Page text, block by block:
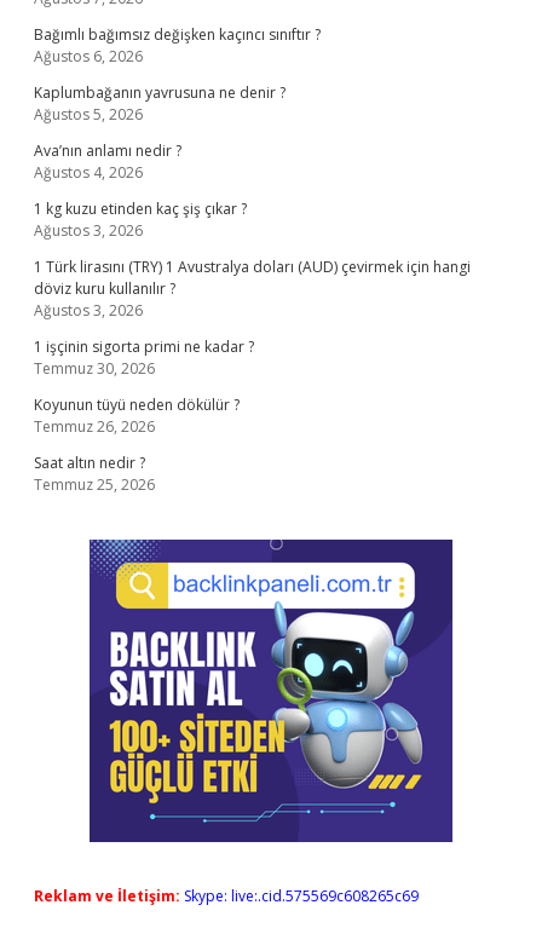
Bağımlı bağımsız değişken kaçıncı sınıftır ?
Ağustos 6, 2026
Kaplumbağanın yavrusuna ne denir ?
Ağustos 5, 2026
Ava’nın anlamı nedir ?
Ağustos 4, 2026
1 kg kuzu etinden kaç şiş çıkar ?
Ağustos 3, 2026
1 Türk lirasını (TRY) 1 Avustralya doları (AUD) çevirmek için hangi
döviz kuru kullanılır ?
Ağustos 3, 2026
1 işçinin sigorta primi ne kadar ?
Temmuz 30, 2026
Koyunun tüyü neden dökülür ?
Temmuz 26, 2026
Saat altın nedir ?
Temmuz 25, 2026
Reklam ve İletişim: Skype: live:.cid.575569c608265c69